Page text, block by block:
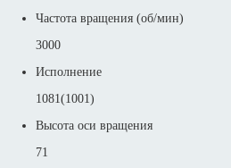
Частота вращения (об/мин)
3000
Исполнение
1081(1001)
Высота оси вращения
71